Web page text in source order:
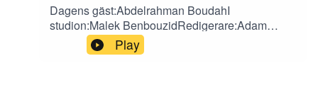
Dagens gäst:Abdelrahman BoudahI
studion:Malek BenbouzidRedigerare:Adam
ValkeinenFölj oss på sociala medier!X: Fotboll är
FotbollInstagram: fotbollarfotbollTikTok:
Play